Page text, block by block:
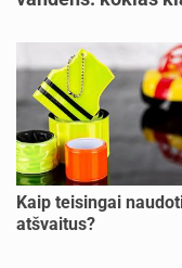
Kaip teisingai
atšvaitus?